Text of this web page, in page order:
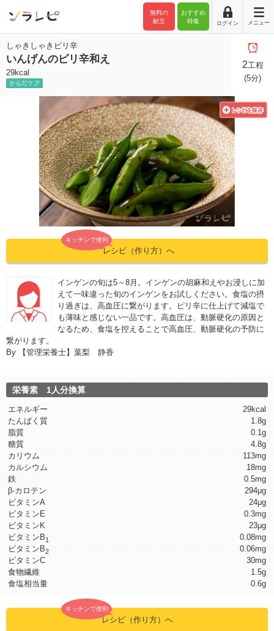
おすすめ
特集
無料の
献立
ログイン メニュー
しゃきしゃきピリ辛
いんげんのピリ辛和え
29kcal
2工程
(5分)
キッチンで便利
”レシピ（作り方）へ
インゲンの旬は5～8月。インゲンの胡麻和えやお浸しに加
えて一味違った旬のインゲンをお試しください。食塩の摂
り過ぎは、高血圧に繋がります。ピリ辛に仕上げて減塩で
も薄味と感じない一品です。高血圧は、動脈硬化の原因と
なるため、食塩を控えることで高血圧、動脈硬化の予防に
繋がります。
By
【管理栄養士】葉梨 静香
栄養素 1人分換算
エネルギー
29kcal
たんぱく質
1.8g
脂質
0.1g
糖質
4.8g
カリウム
113mg
カルシウム
18mg
鉄
0.5mg
β-カロテン
294μg
ビタミンA
24μg
ビタミンE
0.3mg
ビタミンK
23μg
ビタミンB1
0.08mg
ビタミンB2
0.06mg
ビタミンC
30mg
食物繊維
1.5g
食塩相当量
0.6g
キッチンで便利
レシピ（作り方）へ